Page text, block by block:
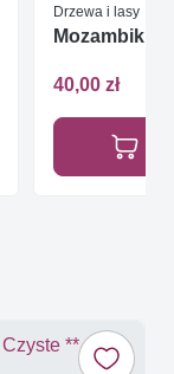
Drzewa i lasy
Mozambik
40,00 zł